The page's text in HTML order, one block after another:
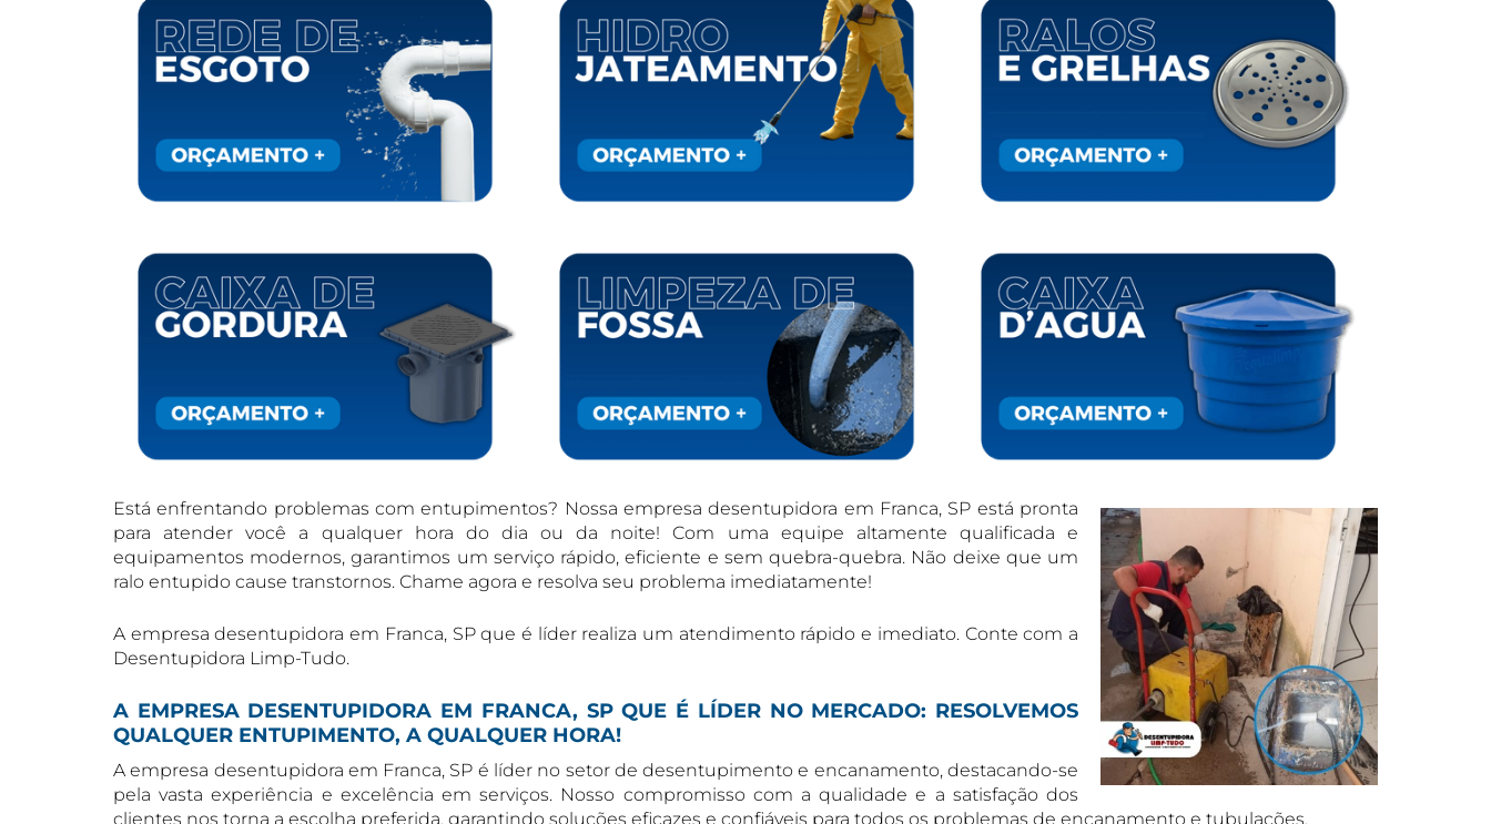
Está enfrentando problemas com entupimentos? Nossa empresa desentupidora em Franca, SP está pronta
para atender você a qualquer hora do dia ou da noite! Com uma equipe altamente qualificada e
equipamentos modernos, garantimos um serviço rápido, eficiente e sem quebra-quebra. Não deixe que um
ralo entupido cause transtornos. Chame agora e resolva seu problema imediatamente!
A empresa desentupidora em Franca, SP que é líder realiza um atendimento rápido e imediato. Conte com a
Desentupidora Limp-Tudo.
A EMPRESA DESENTUPIDORA EM FRANCA, SP QUE É LÍDER NO MERCADO: RESOLVEMOS
QUALQUER ENTUPIMENTO, A QUALQUER HORA!
A empresa desentupidora em Franca, SP é líder no setor de desentupimento e encanamento, destacando-se
pela vasta experiência e excelência em serviços. Nosso compromisso com a qualidade e a satisfação dos
clientes nos torna a escolha preferida, garantindo soluções eficazes e confiáveis para todos os problemas de encanamento e tubulações.